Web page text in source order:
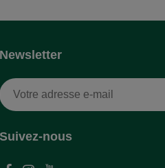
Suivez-nous
Newsletter